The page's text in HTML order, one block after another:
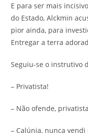
E para ser mais
do Estado, Alckmin
pior ainda, para
Entregar a terra
Seguiu-se o instrutivo
– Privatista!
– Não ofende,
– Calúnia, nunca vendi